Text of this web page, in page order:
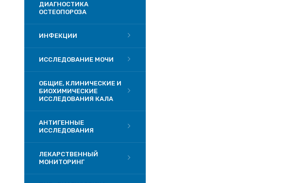
ДИАГНОСТИКА
ОСТЕОПОРОЗА
ИНФЕКЦИИ
ИССЛЕДОВАНИЕ МОЧИ
ОБЩИЕ, КЛИНИЧЕСКИЕ И
БИОХИМИЧЕСКИЕ
ИССЛЕДОВАНИЯ КАЛА
АНТИГЕННЫЕ
ИССЛЕДОВАНИЯ
ЛЕКАРСТВЕННЫЙ
МОНИТОРИНГ